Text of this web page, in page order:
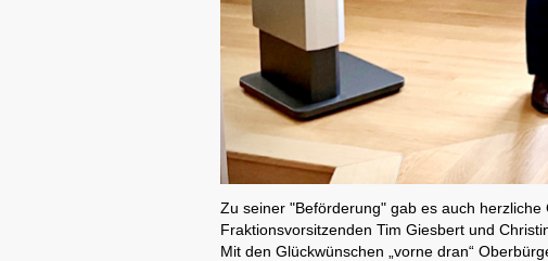
CDU Slider 08
CDU Slider 09
Zu seiner "Beförderung" gab es auch
Fraktionsvorsitzenden Tim Giesbert und
Mit den Glückwünschen „vorne dran“